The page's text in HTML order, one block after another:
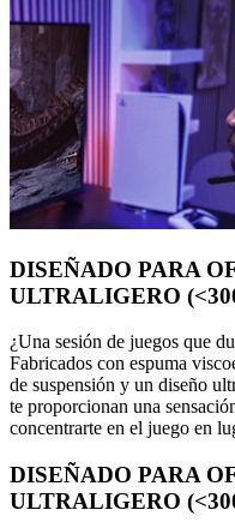
DISEÑADO PARA
ULTRALIGERO
¿Una sesión de juegos que
Fabricados con espuma
de suspensión y un diseño
te proporcionan una
concentrarte en el juego en
DISEÑADO PARA
ULTRALIGERO